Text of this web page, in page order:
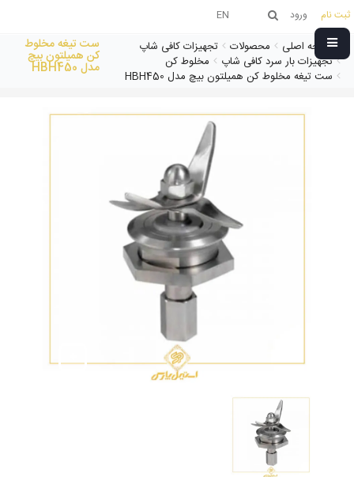
ثبت نام ورود EN
صفحه اصلی محصولات
تجهیزات کافی شاپ
تجهیزات بار سرد کافی شاپ
مخلوط کن
ست تیغه مخلوط کن همیلتون بیچ مدل HBH450
ست تیغه مخلوط
کن همیلتون بیچ
مدل HBH450